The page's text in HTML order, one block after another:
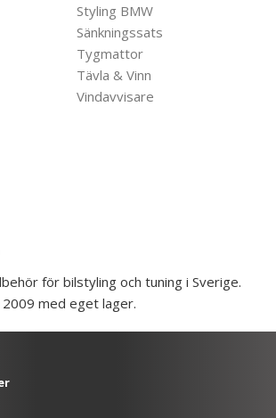
Styling BMW
Sänkningssats
Tygmattor
Tävla & Vinn
Vindavvisare
för bilstyling och tuning i Sverige.
med eget lager.